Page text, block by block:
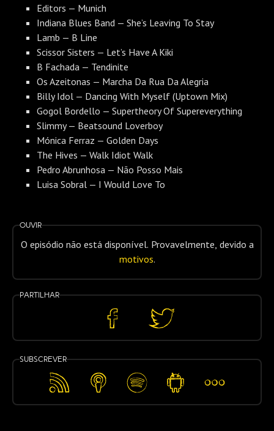
Editors — Munich
Indiana Blues Band — She’s Leaving To Stay
Lamb — B Line
Scissor Sisters — Let’s Have A Kiki
B Fachada — Tendinite
Os Azeitonas — Marcha Da Rua Da Alegria
Billy Idol — Dancing With Myself (Uptown Mix)
Gogol Bordello — Supertheory Of Supereverything
Slimmy — Beatsound Loverboy
Mónica Ferraz — Golden Days
The Hives — Walk Idiot Walk
Pedro Abrunhosa — Não Posso Mais
Luisa Sobral — I Would Love To
Ouvir
O episódio não está disponível. Provavelmente, devido a
motivos.
Partilhar
Partilhar
no
Partilhar
no
Subscrever
Feed
RSS
Apple
Podcasts
Spotify Android